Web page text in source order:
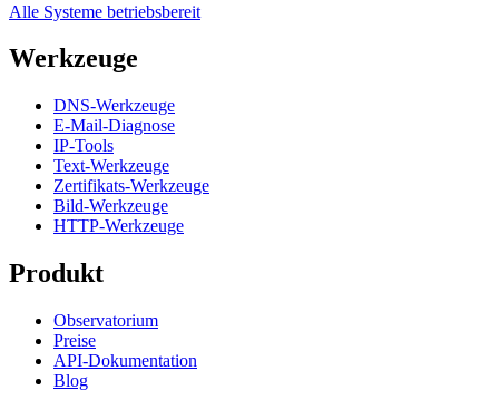
Alle Systeme betriebsbereit
Werkzeuge
DNS-Werkzeuge
E-Mail-Diagnose
IP-Tools
Text-Werkzeuge
Zertifikats-Werkzeuge
Bild-Werkzeuge
HTTP-Werkzeuge
Produkt
Observatorium
Preise
API-Dokumentation
Blog